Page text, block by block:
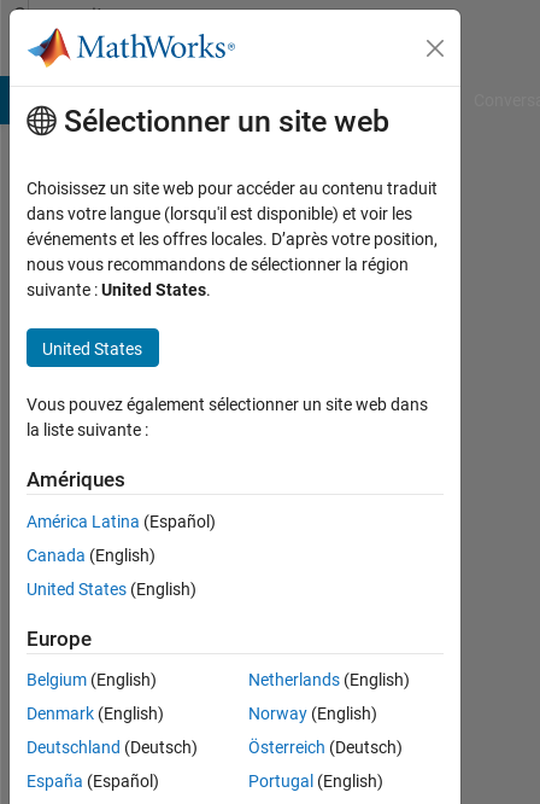
Passer au contenu
Community
Profile
Machmud
Roby
Alhamidi
Last
seen:
de 6
ans il
|
Actif
depuis
0
Following:
0
Follow
Sélectionner un site web
Choisissez un site web pour accéder au contenu traduit
dans votre langue (lorsqu'il est disponible) et voir les
événements et les offres locales. D’après votre position,
nous vous recommandons de sélectionner la région
suivante :United States.
United States
Vous pouvez également sélectionner un site web dans
la liste suivante :
Amériques
América Latina (Español)
Canada (English)
United States (English)
Europe
Belgium (English)
Denmark (English)
Deutschland (Deutsch)
España (Español)
Netherlands(English)
Norway(English)
Österreich (Deutsch)
Portugal (English)